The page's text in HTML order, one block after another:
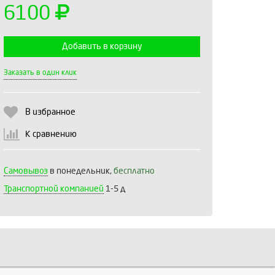
6100
Добавить в корзину
Заказать в один клик
В избранное
К сравнению
Самовывоз в понедельник, бесплатно
Транспортной компанией 1-5 д